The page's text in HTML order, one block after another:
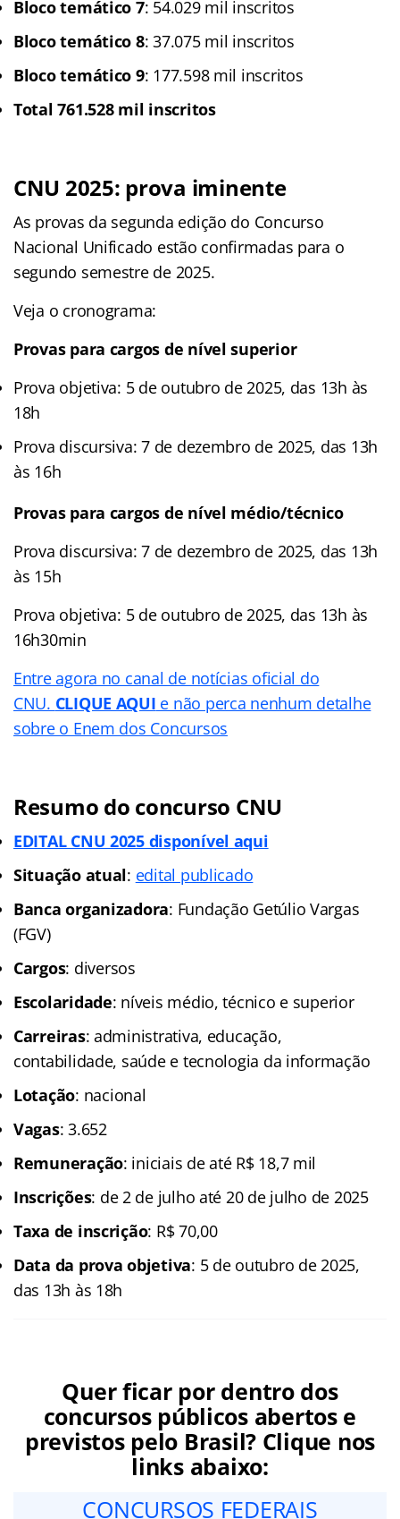
Bloco temático 7: 54.029 mil inscritos
Bloco temático 8: 37.075 mil inscritos
Bloco temático 9: 177.598 mil inscritos
Total 761.528 mil inscritos
CNU 2025: prova iminente
As provas da segunda edição do Concurso
Nacional Unificado estão confirmadas para o
segundo semestre de 2025.
Veja o cronograma:
Provas para cargos de nível superior
Prova objetiva: 5 de outubro de 2025, das 13h às
18h
Prova discursiva: 7 de dezembro de 2025, das 13h
às 16h
Provas para cargos de nível médio/técnico
Prova discursiva: 7 de dezembro de 2025, das 13h
às 15h
Prova objetiva: 5 de outubro de 2025, das 13h às
16h30min
Entre agora no canal de notícias oficial do
CNU. CLIQUE AQUI e não perca nenhum detalhe
sobre o Enem dos Concursos
Resumo do concurso CNU
EDITAL CNU 2025 disponível aqui
Situação atual: edital publicado
Banca organizadora: Fundação Getúlio Vargas
(FGV)
Cargos: diversos
Escolaridade: níveis médio, técnico e superior
Carreiras: administrativa, educação,
contabilidade, saúde e tecnologia da informação
Lotação: nacional
Vagas: 3.652
Remuneração: iniciais de até R$ 18,7 mil
Inscrições: de 2 de julho até 20 de julho de 2025
Taxa de inscrição: R$ 70,00
Data da prova objetiva: 5 de outubro de 2025,
das 13h às 18h
Quer ficar por dentro dos
concursos públicos abertos e
previstos pelo Brasil? Clique nos
links abaixo:
CONCURSOS FEDERAIS